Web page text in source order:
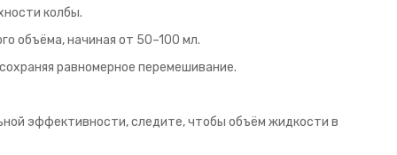
колбы.
объёма, начиная от 50–100 мл.
равномерное перемешивание.
эффективности, следите, чтобы объём жидкости в